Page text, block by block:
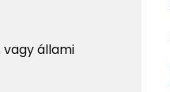
állami